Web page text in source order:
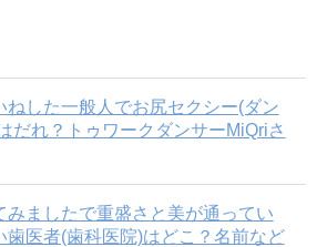
ねした一般人でお尻セクシー(ダン
だれ？トゥワークダンサーMiQriさ
みましたで重盛さと美が通ってい
歯医者(歯科医院)はどこ？名前など